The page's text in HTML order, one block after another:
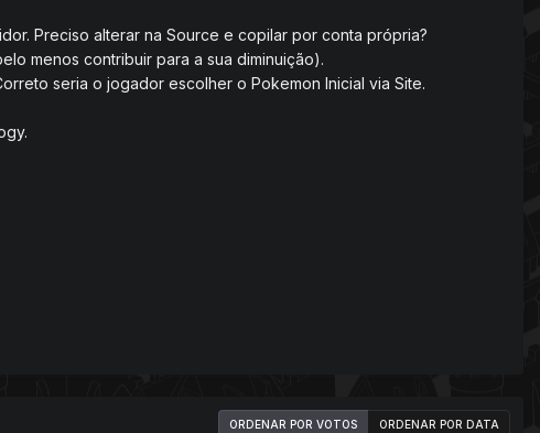
Preciso alterar na Source e copilar por conta própria?
menos contribuir para a sua diminuição).
seria o jogador escolher o Pokemon Inicial via Site.
ORDENAR POR VOTOS ORDENAR POR DATA